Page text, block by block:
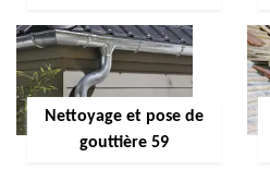
Nettoyage et pose de
gouttière 59